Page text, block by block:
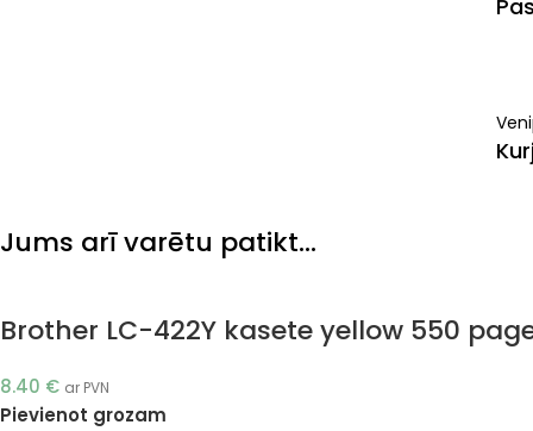
Jums arī varētu patikt…
Brother LC-422Y kasete yellow 550
8.40 € ar PVN
Pievienot grozam